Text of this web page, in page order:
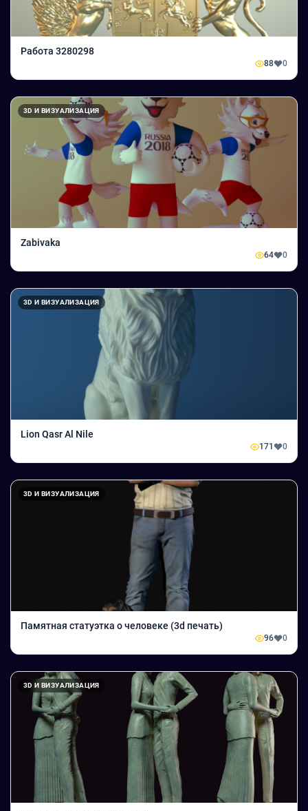
Работа 3280298
88 0
3D И ВИЗУАЛИЗАЦИЯ
Zabivaka
64 0
3D И ВИЗУАЛИЗАЦИЯ
Lion Qasr Al Nile
171 0
3D И ВИЗУАЛИЗАЦИЯ
Памятная статуэтка о человеке (3d печать)
96 0
3D И ВИЗУАЛИЗАЦИЯ